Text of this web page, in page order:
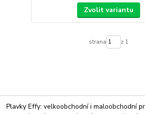
Zvolit variantu
strana z 1
Plavky Effy: velkoobchodní i maloobchodní